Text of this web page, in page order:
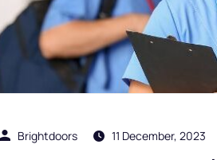
Brightdoors 11 December, 2023